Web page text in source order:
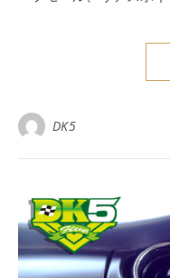
DK5